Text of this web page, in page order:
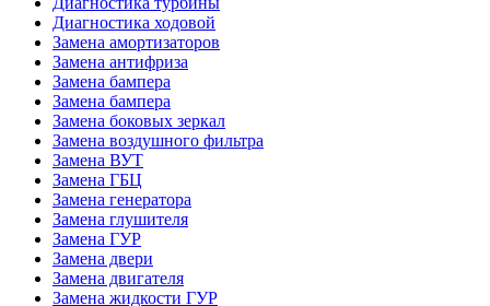
Диагностика ходовой
Замена амортизаторов
Замена антифриза
Замена бампера
Замена бампера
Замена боковых зеркал
Замена воздушного фильтра
Замена ВУТ
Замена ГБЦ
Замена генератора
Замена глушителя
Замена ГУР
Замена двери
Замена двигателя
Замена жидкости ГУР